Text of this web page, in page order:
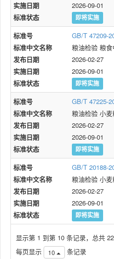
实施日期
2026-09-01
标准状态
即将实施
标准号
GB/T 47209-
标准中文名称
粮油检验 粮食
发布日期
2026-02-27
实施日期
2026-09-01
标准状态
即将实施
标准号
GB/T 47225-
标准中文名称
粮油检验 小
发布日期
2026-02-27
实施日期
2026-09-01
标准状态
即将实施
标准号
GB/T 20188-
标准中文名称
粮油检验 小
发布日期
2026-02-27
实施日期
2026-09-01
标准状态
即将实施
显示第 1 到第 10 条记录，总共
每页显示
10 条记录